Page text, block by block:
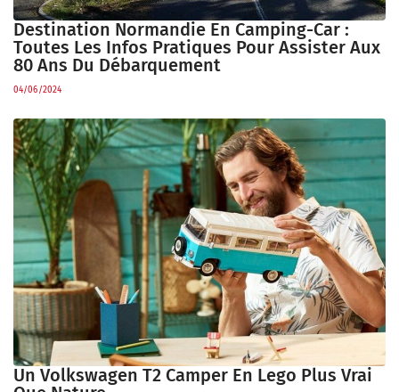
Destination Normandie En Camping-Car :
Toutes Les Infos Pratiques Pour Assister Aux
80 Ans Du Débarquement
04/06/2024
Un Volkswagen T2 Camper En Lego Plus Vrai